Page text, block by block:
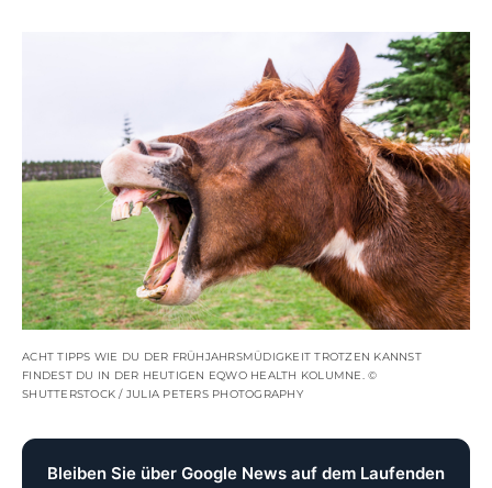
ACHT TIPPS WIE DU DER FRÜHJAHRSMÜDIGKEIT TROTZEN KANNST
FINDEST DU IN DER HEUTIGEN EQWO HEALTH KOLUMNE. ©
SHUTTERSTOCK / JULIA PETERS PHOTOGRAPHY
Bleiben Sie über Google News auf dem Laufenden